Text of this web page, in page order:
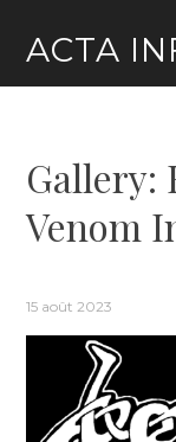
content
ACTA
Gallery:
Venom
15 août 2023